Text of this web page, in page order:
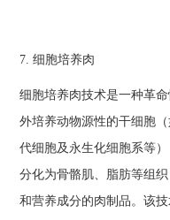
7. 细胞培养肉
细胞培养肉技术是一种革
外培养动物源性的干细胞
代细胞及永生化细胞系等
分化为骨骼肌、脂肪等组
和营养成分的肉制品。该